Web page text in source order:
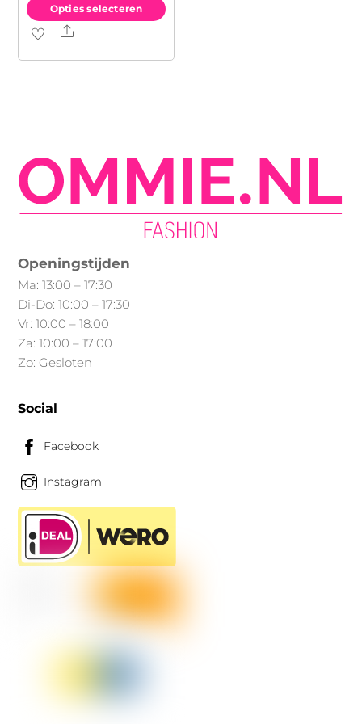
Opties selecteren
Dit
optie
kan
gekozen
de
productpagina
Share
Openingstijden
Ma: 13:00 – 17:30
Di-Do: 10:00 – 17:30
Vr: 10:00 – 18:00
Za: 10:00 – 17:00
Zo: Gesloten
Social
Facebook
Instagram